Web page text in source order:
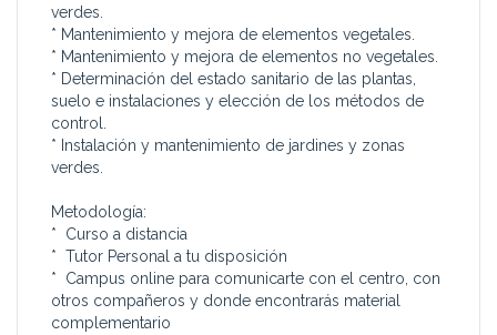
verdes.
* Mantenimiento y mejora de elementos vegetales.
* Mantenimiento y mejora de elementos no vegetales.
* Determinación del estado sanitario de las plantas,
suelo e instalaciones y elección de los métodos de
control.
* Instalación y mantenimiento de jardines y zonas
verdes.
Metodología:
* Curso a distancia
* Tutor Personal a tu disposición
* Campus online para comunicarte con el centro, con
otros compañeros y donde encontrarás material
complementario